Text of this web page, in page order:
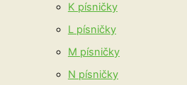
K písničky
L písničky
M písničky
N písničky